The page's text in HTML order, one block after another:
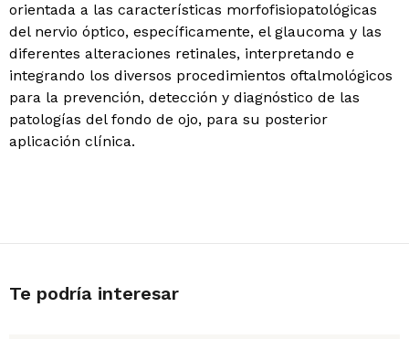
orientada a las características morfofisiopatológicas
del nervio óptico, específicamente, el glaucoma y las
diferentes alteraciones retinales, interpretando e
integrando los diversos procedimientos oftalmológicos
para la prevención, detección y diagnóstico de las
patologías del fondo de ojo, para su posterior
aplicación clínica.
Te podría interesar